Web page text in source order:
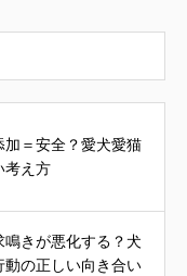
＝安全？愛犬愛猫
考え方
鳴きが悪化する？犬
の正しい向き合い